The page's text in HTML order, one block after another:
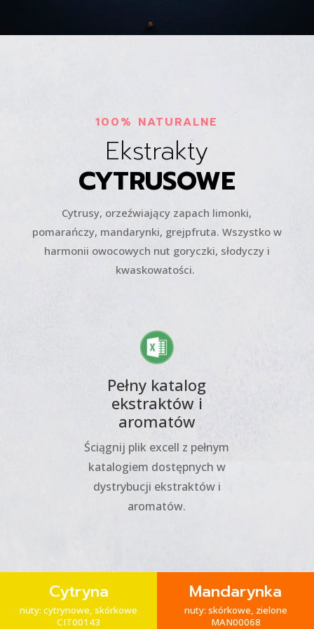
100% NATURALNE
Ekstrakty
CYTRUSOWE
Cytrusy, orzeźwiający zapach limonki,
pomarańczy, mandarynki, grejpfruta. Wszystko w
harmonii owocowych nut goryczki, słodyczy i
kwaskowatości.
Pełny katalog
ekstraktów i
aromatów
Ściągnij plik excell z pełnym
katalogiem dostępnych w
dystrybucji ekstraktów i
aromatów.
Mandarynka
nuty: skórkowe, zielone
MAN00068
Limetka
nuty: skórkowe, zielone
LIM00013